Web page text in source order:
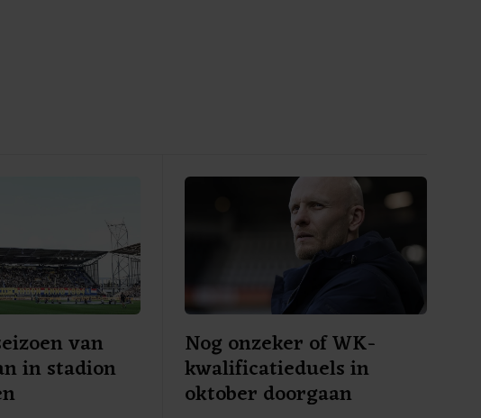
van
in stadion
Nog onzeker of WK-
kwalificatieduels in
oktober doorgaan